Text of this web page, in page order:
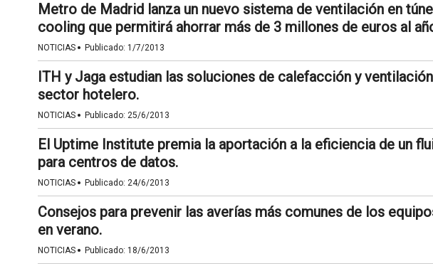
Metro de Madrid lanza un nuevo sistema de ventilación en
cooling que permitirá ahorrar más de 3 millones de euros al
NOTICIAS · Publicado: 1/7/2013
ITH y Jaga estudian las soluciones de calefacción y
sector hotelero.
NOTICIAS · Publicado: 25/6/2013
El Uptime Institute premia la aportación a la eficiencia de un
para centros de datos.
NOTICIAS · Publicado: 24/6/2013
Consejos para prevenir las averías más comunes de los
en verano.
NOTICIAS · Publicado: 18/6/2013